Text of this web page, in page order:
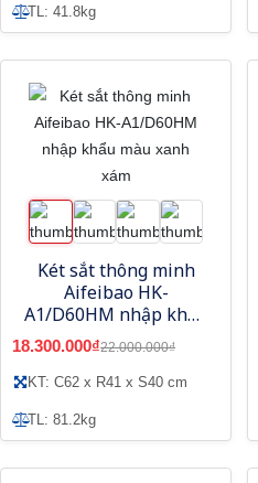
TL: 41.8kg
Két sắt thông minh
Aifeibao HK-
A1/D60HM nhập khẩu
màu xanh xám
18.300.000₫22.000.000₫
KT: C62 x R41 x S40 cm
TL: 81.2kg